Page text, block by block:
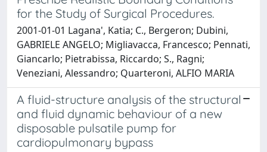
for the Study of Surgical Procedures.
2001-01-01 Lagana', Katia; C., Bergeron; Dubini,
GABRIELE ANGELO; Migliavacca, Francesco; Pennati,
Giancarlo; Pietrabissa, Riccardo; S., Ragni;
Veneziani, Alessandro; Quarteroni, ALFIO MARIA
A fluid-structure analysis of the structural
and fluid dynamic behaviour of a new
disposable pulsatile pump for
cardiopulmonary bypass